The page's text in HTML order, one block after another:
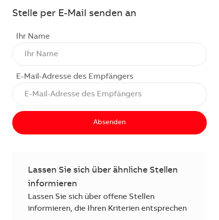
Stelle per E-Mail senden an
Ihr Name
E-Mail-Adresse des Empfängers
Absenden
Lassen Sie sich über ähnliche Stellen
informieren
Lassen Sie sich über offene Stellen
informieren, die Ihren Kriterien entsprechen